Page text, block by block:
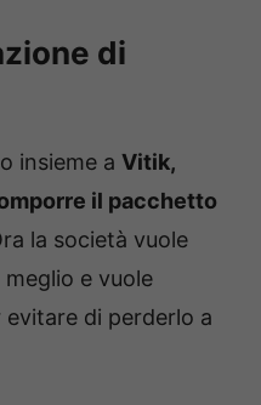
di
insieme a Vitik,
il pacchetto
la società vuole
e vuole
di perderlo a